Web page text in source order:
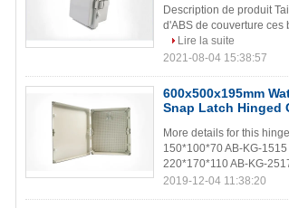
Description de produit
d'ABS de couverture ces
Lire la suite
2021-08-04 15:38:57
600x500x195mm
Snap Latch Hinged
More details for this
150*100*70 AB-KG-
220*170*110 AB-KG-
2019-12-04 11:38:20